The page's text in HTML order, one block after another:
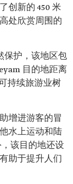
创新的 450 米
处欣赏周围的
保护，该地区包
目的地距离
持续旅游业树
增进游客的冒
水上运动和陆
该目的地还设
助于提升人们